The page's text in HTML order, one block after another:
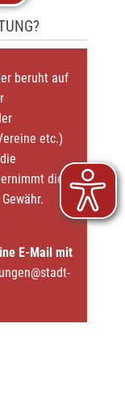
beruht auf
etc.)
die
E-Mail mit